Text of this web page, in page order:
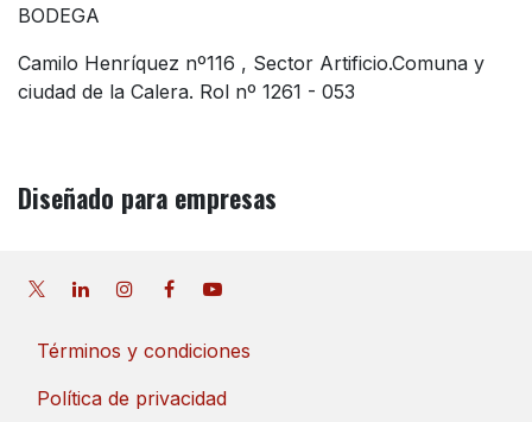
BODEGA
Camilo Henríquez nº116 , Sector Artificio.Comuna y
ciudad de la Calera. Rol nº 1261 - 053
Diseñado para empresas
Términos y condiciones
Política de privacidad